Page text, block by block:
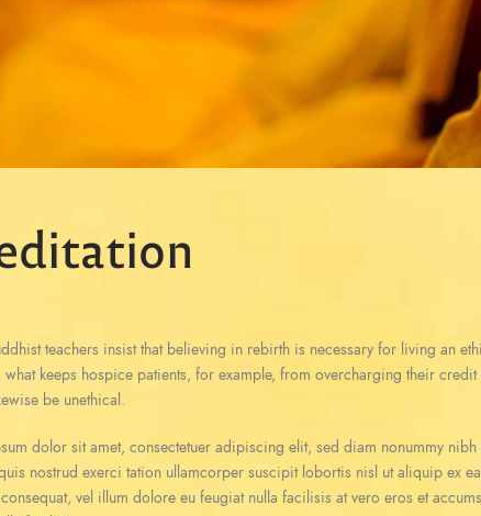
teachers insist that believing in rebirth is necessary for living an
what keeps hospice patients, for example, from overcharging their
be unethical.
dolor sit amet, consectetuer adipiscing elit, sed diam nonummy
nostrud exerci tation ullamcorper suscipit lobortis nisl ut aliquip ex
vel illum dolore eu feugiat nulla facilisis at vero eros et